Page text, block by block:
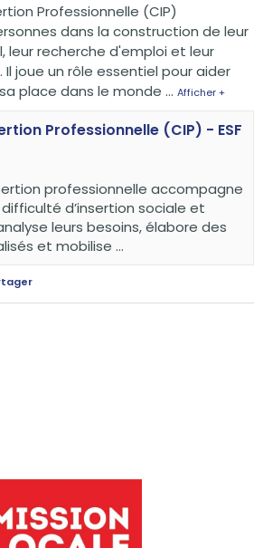
Professionnelle (CIP)
dans la construction de leur
leur recherche d'emploi et leur
joue un rôle essentiel pour aider
place dans le monde ... Afficher +
Professionnelle (CIP) - ESF
professionnelle accompagne
d’insertion sociale et
leurs besoins, élabore des
et mobilise ...